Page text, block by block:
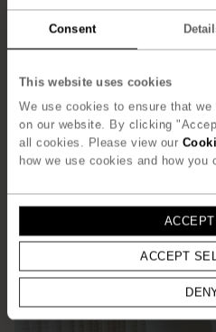
Consent
This website uses cookies
We use cookies to ensure that
on our website. By clicking
all cookies. Please view our
how we use cookies and how you
ACCEPT
Siddehøjde: 40 cm
Download
Product Fact Sheet
2d og 3d model